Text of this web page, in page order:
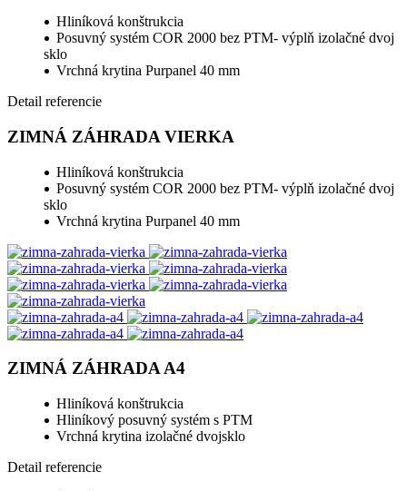
Hliníková konštrukcia
Posuvný systém COR 2000 bez PTM- výplň izolačné dvoj
sklo
Vrchná krytina Purpanel 40 mm
Detail referencie
ZIMNÁ ZÁHRADA VIERKA
Hliníková konštrukcia
Posuvný systém COR 2000 bez PTM- výplň izolačné dvoj
sklo
Vrchná krytina Purpanel 40 mm
ZIMNÁ ZÁHRADA A4
Hliníková konštrukcia
Hliníkový posuvný systém s PTM
Vrchná krytina izolačné dvojsklo
Detail referencie